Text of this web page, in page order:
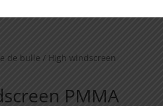
de bulle / High windscreen
PMMA